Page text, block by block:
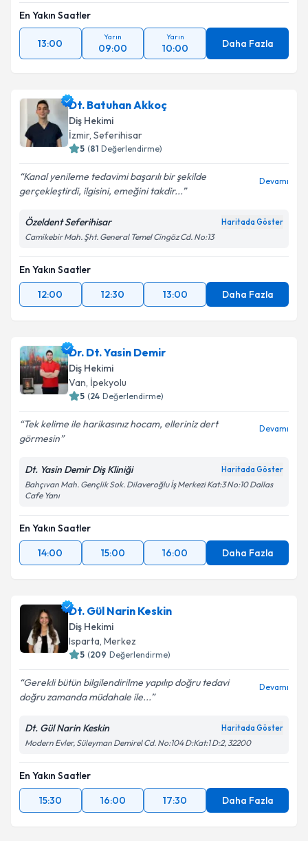
En Yakın Saatler
13:00
Yarın
09:00
Yarın
10:00 Daha Fazla
Dt. Batuhan Akkoç
Diş Hekimi
İzmir, Seferihisar
5 (81 Değerlendirme)
Kanal yenileme tedavimi başarılı bir şekilde
gerçekleştirdi, ilgisini, emeğini takdir...
Devamı
Özeldent Seferihisar Haritada Göster
Camikebir Mah. Şht. General Temel Cingöz Cd. No:13
En Yakın Saatler
12:00
12:30 13:00 Daha Fazla
Dr. Dt. Yasin Demir
Diş Hekimi
Van, İpekyolu
5 (24 Değerlendirme)
Tek kelime ile harikasınız hocam, elleriniz dert
görmesin
Devamı
Dt. Yasin Demir Diş Kliniği Haritada Göster
Bahçıvan Mah. Gençlik Sok. Dilaveroğlu İş Merkezi Kat:3 No:10 Dallas
Cafe Yanı
En Yakın Saatler
14:00
15:00 16:00 Daha Fazla
Dt. Gül Narin Keskin
Diş Hekimi
Isparta, Merkez
5 (209 Değerlendirme)
Gerekli bütün bilgilendirilme yapılıp doğru tedavi
doğru zamanda müdahale ile...
Devamı
Dt. Gül Narin Keskin Haritada Göster
Modern Evler, Süleyman Demirel Cd. No:104 D:Kat:1 D:2, 32200
En Yakın Saatler
15:30
16:00 17:30 Daha Fazla